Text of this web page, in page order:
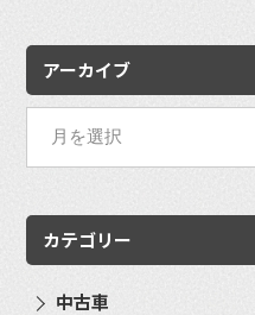
アーカイブ
カテゴリー
中古車